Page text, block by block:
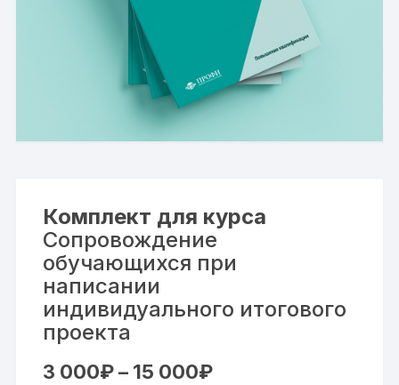
Комплект для курса
Сопровождение
обучающихся при
написании
индивидуального итогового
проекта
3 000₽ – 15 000₽Диапазон